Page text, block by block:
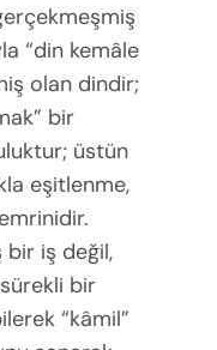
“din kemâle
olan dindir;
bir
üstün
eşitlenme,
bir iş değil,
bir
“kâmil”